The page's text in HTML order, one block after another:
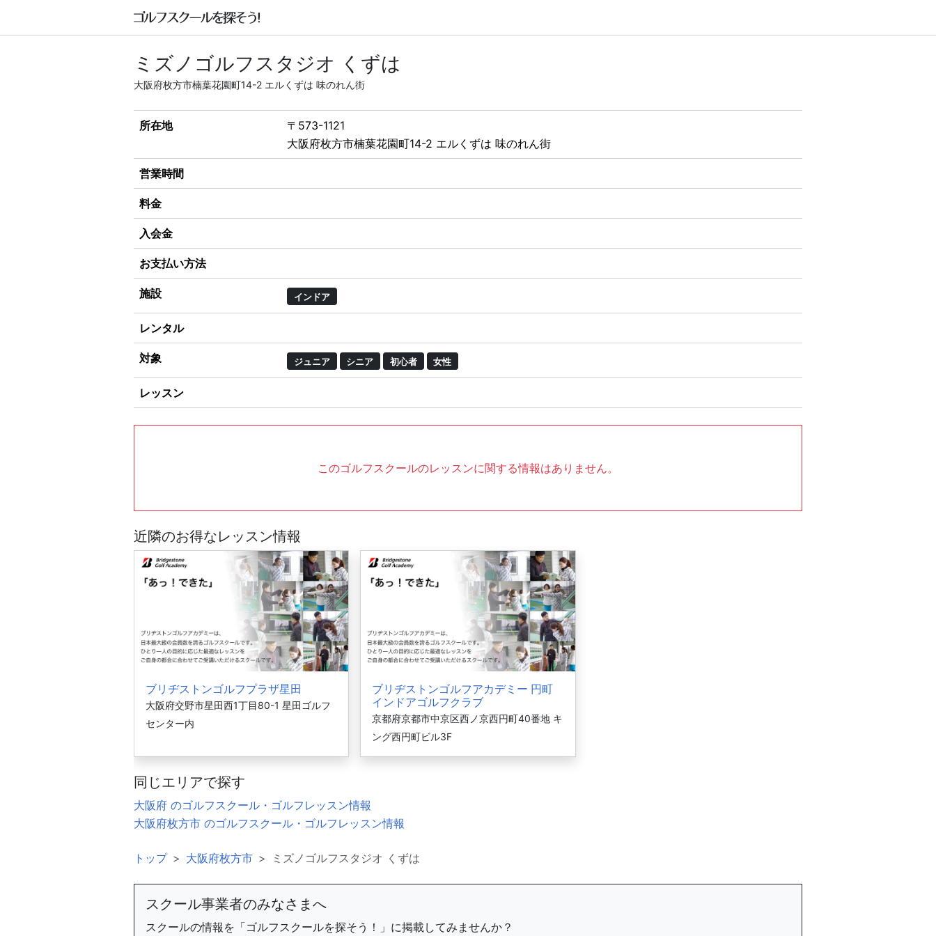
ミズノゴルフスタジオ くずは
大阪府枚方市楠葉花園町14-2 エルくずは 味のれん街
所在地
〒573-1121
大阪府枚方市楠葉花園町14-2 エルくずは 味のれん街
営業時間
料金
入会金
お支払い方法
施設 インドア
レンタル
対象 ジュニア シニア 初心者 女性
レッスン
このゴルフスクールのレッスンに関する情報はありません。
近隣のお得なレッスン情報
ブリヂストンゴルフプラザ星田
大阪府交野市星田西1丁目80-1 星田ゴルフ
センター内
ブリヂストンゴルフアカデミー 円町
インドアゴルフクラブ
京都府京都市中京区西ノ京西円町40番地 キ
ング西円町ビル3F
同じエリアで探す
大阪府 のゴルフスクール・ゴルフレッスン情報
大阪府枚方市 のゴルフスクール・ゴルフレッスン情報
トップ 大阪府枚方市 ミズノゴルフスタジオ くずは
スクール事業者のみなさまへ
スクールの情報を「ゴルフスクールを探そう！」に掲載してみませんか？